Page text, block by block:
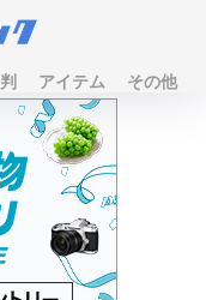
アイテム その他